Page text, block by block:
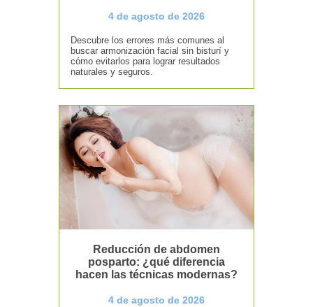
4 de agosto de 2026
Descubre los errores más comunes al
buscar armonización facial sin bisturí y
cómo evitarlos para lograr resultados
naturales y seguros.
Reducción de abdomen
posparto: ¿qué diferencia
hacen las técnicas modernas?
4 de agosto de 2026